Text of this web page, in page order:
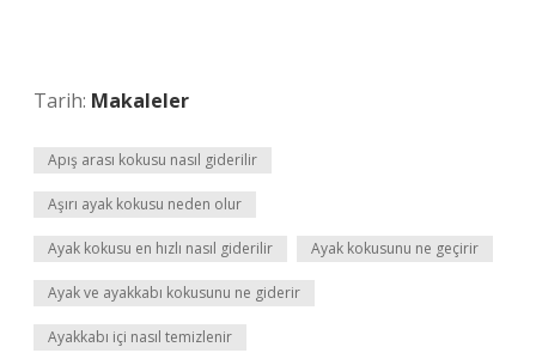
Tarih: Makaleler
Apış arası kokusu nasıl giderilir
Aşırı ayak kokusu neden olur
Ayak kokusu en hızlı nasıl giderilir Ayak kokusunu ne geçirir
Ayak ve ayakkabı kokusunu ne giderir
Ayakkabı içi nasıl temizlenir